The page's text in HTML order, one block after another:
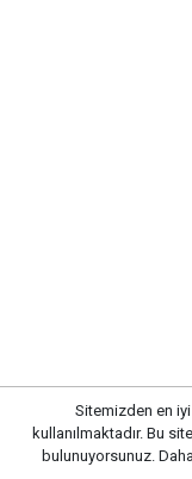
MKE’NİN
Sitemizden en
kullanılmaktadır. Bu
bulunuyorsunuz.